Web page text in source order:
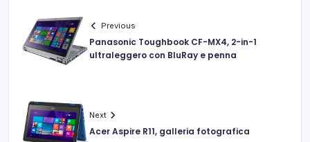
Previous
Panasonic Toughbook CF-MX4, 2-in-1
ultraleggero con BluRay e penna
Next
Acer Aspire R11, galleria fotografica